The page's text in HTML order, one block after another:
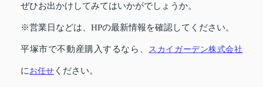
ぜひお出かけしてみてはいかがでしょうか。
※営業日などは、HPの最新情報を確認してください。
平塚市で不動産購入するなら、 スカイガーデン株式会社
にお任せ ください。